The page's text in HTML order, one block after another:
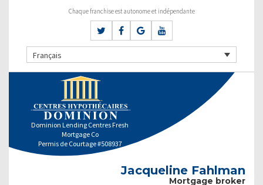
Chaque franchise est autonome et indépendante
Français
Dominion Lending Centres Fresh
Mortgage Co
Permis de Courtage #508937
Jacqueline Fahlman
Mortgage broker